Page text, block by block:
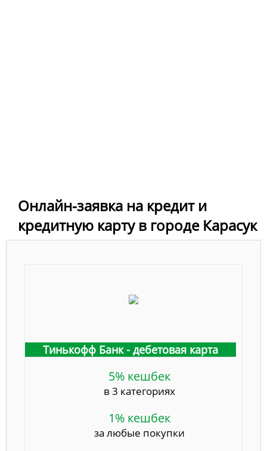
Онлайн-заявка на кредит и
кредитную карту в городе Карасук
Тинькофф Банк - дебетовая карта
5% кешбек
в 3 категориях
1% кешбек
за любые покупки